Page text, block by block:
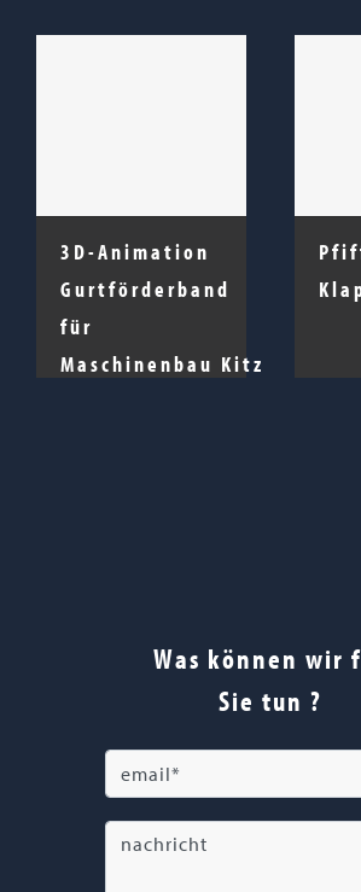
3D-Animation
Gurtförderband
für
Maschinenbau Kitz
Was können wir
Sie tun ?